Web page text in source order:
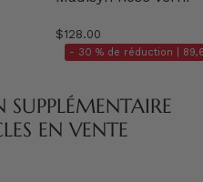
$128.00
- 30 % de réduction |
EN VENTE